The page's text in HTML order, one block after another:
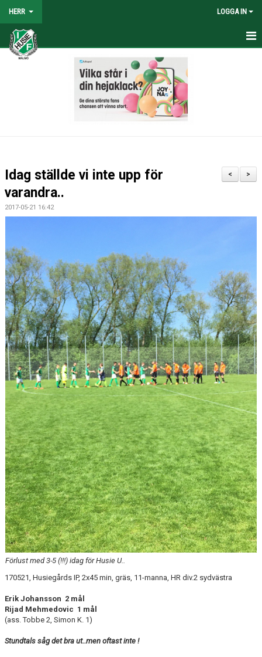
HERR LOGGA IN
HEM
MATCHER
BILDGALLERI
>
<
Idag ställde vi inte upp för
varandra..
2017-05-21 16:42
Förlust med 3-5 (!!!) idag för Husie U..
170521, Husiegårds IP, 2x45 min, gräs, 11-manna, HR div.2 sydvästra
Erik Johansson 2 mål
Rijad Mehmedovic 1 mål
(ass. Tobbe 2, Simon K. 1)
Stundtals såg det bra ut..men oftast inte !